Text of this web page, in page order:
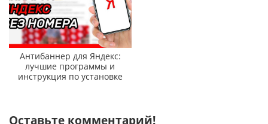
Антибаннер для Яндекс:
лучшие программы и
инструкция по установке
Оставьте комментарий!